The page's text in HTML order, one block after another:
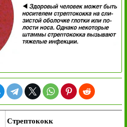
Стрептококк